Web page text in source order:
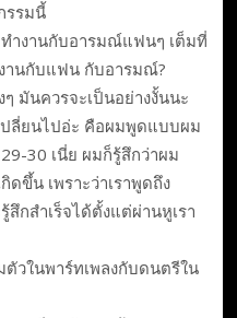
รรมนี้
ทำงานกับอารมณ์แฟนๆ เต็มที่
านกับแฟน กับอารมณ์?
มันควรจะเป็นอย่างงั้นนะ
ลี่ยนไปอ่ะ คือผมพูดแบบผม
30 เนี่ย ผมก็รู้สึกว่าผม
ขึ้น เพราะว่าเราพูดถึง
กสำเร็จได้ตั้งแต่ผ่านหูเรา
ตัวในพาร์ทเพลงกับดนตรีใน